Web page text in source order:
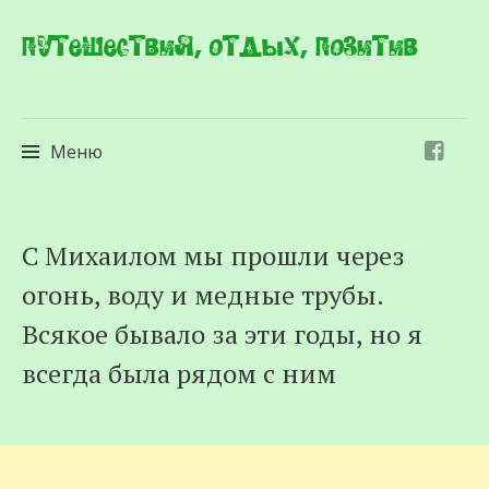
Путешествия, отдых, позитив
Меню
к
содержимому
С Михаилом мы прошли через
огонь, воду и медные трубы.
Всякое бывало за эти годы, но я
всегда была рядом с ним